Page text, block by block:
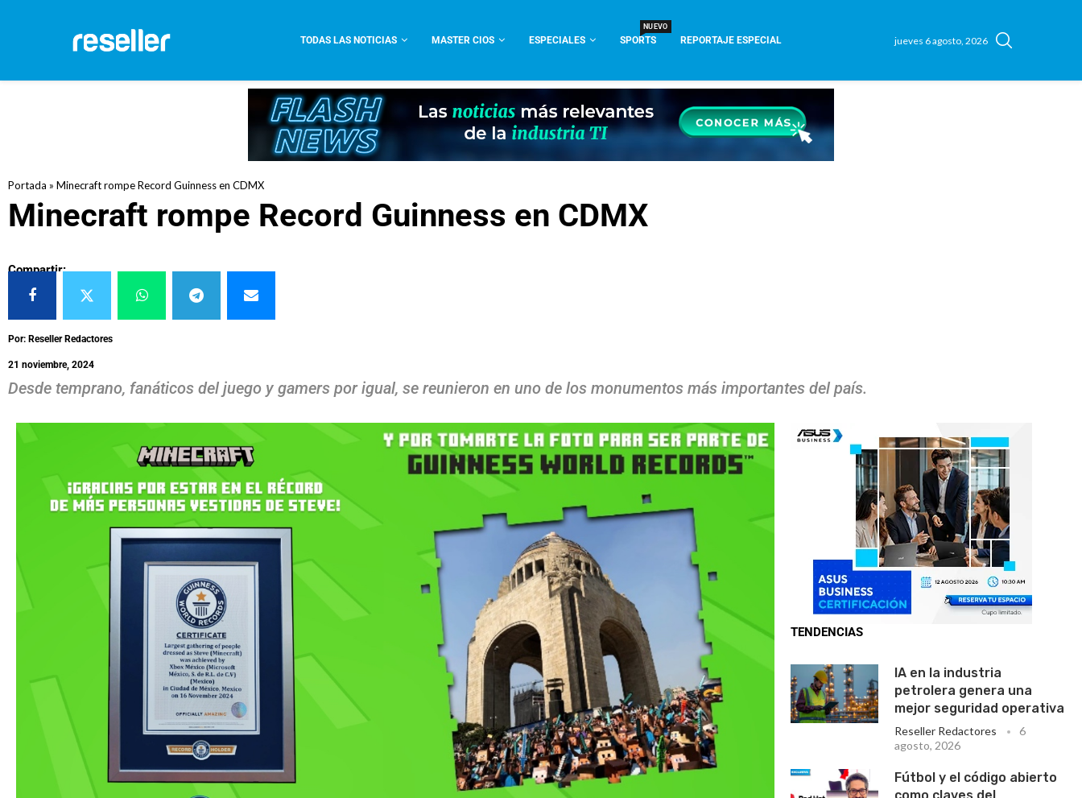
TODAS LAS NOTICIAS MASTER CIOS ESPECIALES SPORTS
NUEVO
REPORTAJE ESPECIAL jueves 6 agosto, 2026
Portada » Minecraft rompe Record Guinness en CDMX
Minecraft rompe Record Guinness en CDMX
Compartir:
Por: Reseller Redactores
21 noviembre, 2024
Desde temprano, fanáticos del juego y gamers por igual, se reunieron en uno de los monumentos más importantes del país.
TENDENCIAS
IA en la industria
petrolera genera una
mejor seguridad operativa
Reseller Redactores
6
agosto, 2026
Fútbol y el código abierto